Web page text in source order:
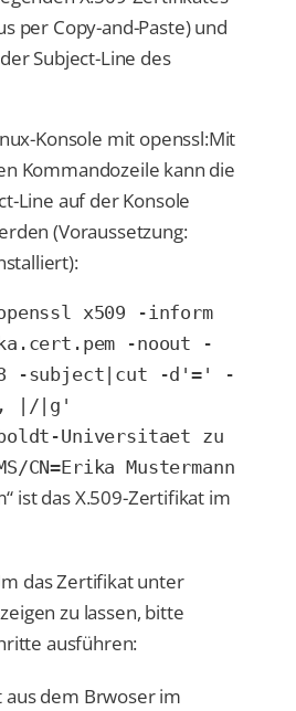
per Copy-and-Paste) und
Subject-Line des
Konsole mit openssl:Mit
Kommandozeile kann die
Line auf der Konsole
(Voraussetzung:
x509 -inform
-noout -
-subject|cut -d'=' -
|/|g'
Universitaet zu
CN=Erika Mustermann
ist das X.509-Zertifikat im
das Zertifikat unter
zu lassen, bitte
ausführen:
dem Brwoser im